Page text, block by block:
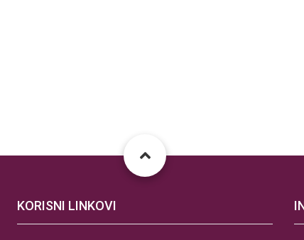
KORISNI LINKOVI